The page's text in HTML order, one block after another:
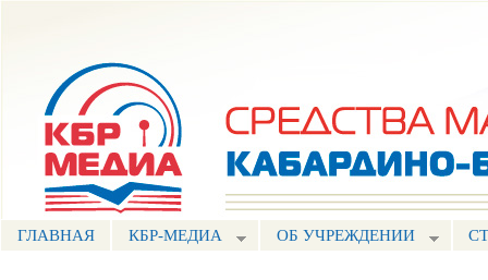
ГЛАВНАЯ КБР-МЕДИА ОБ УЧРЕЖДЕНИИ